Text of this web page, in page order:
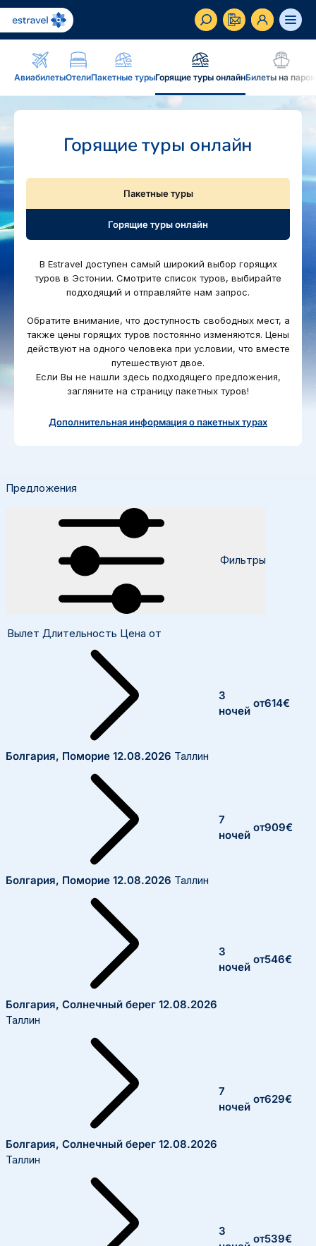
АвиабилетыОтелиПакетные турыГорящие туры онлайнБилеты на
RU EN
Как стать корпоративным клиентом Estravel,
Вдохновение и блог
Блог
Новостная рассылка
Туристический журнал Traveller
Дополнение к путешествию
Рассрочка, подарочная карточка Estravel, интернет-
Рассрочка
Подарочная карта Estravel
Reisikaubad.ee
Airalo eSIM
Постоянному клиенту
Бонусные пункты, Золотая карточка, Platinum Club...
Золотая карточка
Platinum Club
Бонусные пункты
О нас
О компании, контакты, наши консультанты, новости...
Контакты
Наши консультанты
Горящие туры онлайн
Пакетные туры
Горящие туры онлайн
В Estravel доступен самый широкий выбор горящих
туров в Эстонии. Смотрите список туров, выбирайте
подходящий и отправляйте нам запрос.
Обратите внимание, что доступность свободных мест, а
также цены горящих туров постоянно изменяются. Цены
действуют на одного человека при условии, что вместе
путешествуют двое.
Если Вы не нашли здесь подходящего предложения,
загляните на страницу пакетных туров!
Дополнительная информация о пакетных турах
Предложения
Фильтры
Вылет Длительность Цена от
Болгария, Поморие 12.08.2026 Таллин
3
ночей
от614€
Болгария, Поморие 12.08.2026 Таллин
7
ночей
от909€
Болгария, Солнечный берег 12.08.2026
Таллин
3
ночей
от546€
Болгария, Солнечный берег 12.08.2026
Таллин
7
ночей
от629€
3
от539€